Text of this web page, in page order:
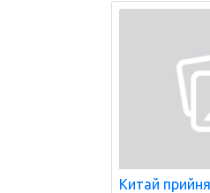
Китай